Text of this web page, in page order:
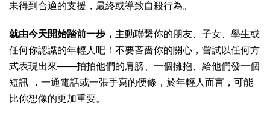
未得到合適的支援，最終或導致自殺行為。
就由今天開始踏前一步， 主動聯繫你的朋友、子女、學生或
任何你認識的年輕人吧！不要吝嗇你的關心，嘗試以任何方
式表現出來——拍拍他們的肩膀、一個擁抱、給他們發一個
短訊 ，一通電話或一張手寫的便條，於年輕人而言，可能
比你想像的更加重要。